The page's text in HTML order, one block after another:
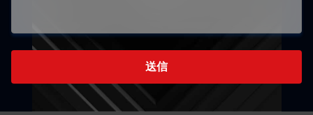
送信